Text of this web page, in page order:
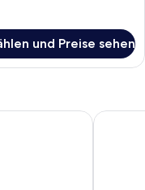
und Preise sehen
Hotel